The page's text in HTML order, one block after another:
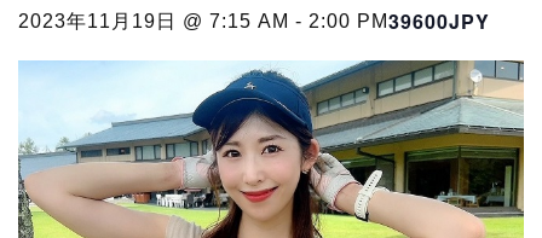
2023年11月19日 @ 7:15 AM - 2:00 PM39600JPY